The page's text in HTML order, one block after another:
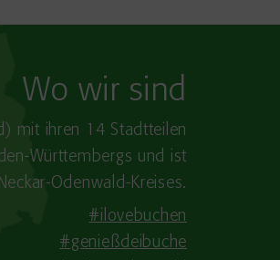
Wo wir sind
mit ihren 14 Stadtteilen
​Württembergs und ist
Odenwald-Kreises.
#ilovebuchen
#genießdeibuche